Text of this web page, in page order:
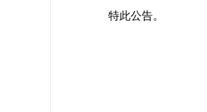
特此公告。